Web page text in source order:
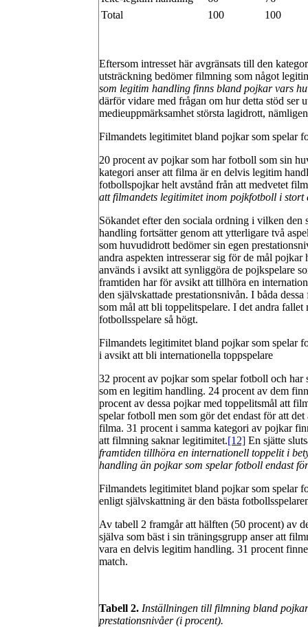
Total
100 100
Eftersom intresset här avgränsats till den
utsträckning bedömer filmning som något
som legitim handling finns bland pojkar vars
därför vidare med frågan om hur detta stöd ser
medieuppmärksamhet största lagidrott,
Filmandets legitimitet bland pojkar som spelar
20 procent av pojkar som har fotboll som sin
kategori anser att filma är en delvis legitim
fotbollspojkar helt avstånd från att medvetet
att filmandets legitimitet inom pojkfotboll i
Sökandet efter den sociala ordning i vilken
handling fortsätter genom att ytterligare två
som huvudidrott bedömer sin egen
andra aspekten intresserar sig för de mål
används i avsikt att synliggöra de pojkspelare
framtiden har för avsikt att tillhöra en
den självskattade prestationsnivån. I båda
som mål att bli toppelitspelare. I det andra
fotbollsspelare så högt.
Filmandets legitimitet bland pojkar som spelar
i avsikt att bli internationella toppspelare
32 procent av pojkar som spelar fotboll och
som en legitim handling. 24 procent av dem
procent av dessa pojkar med toppelitsmål att
spelar fotboll men som gör det endast för att
filma. 31 procent i samma kategori av pojkar
att filmning saknar legitimitet.[12] En sjätte
framtiden tillhöra en internationell toppelit i
handling än pojkar som spelar fotboll endast
Filmandets legitimitet bland pojkar som spelar
enligt självskattning är den bästa
Av tabell 2 framgår att hälften (50 procent) av
själva som bäst i sin träningsgrupp anser att
vara en delvis legitim handling. 31 procent
match.
Tabell 2. Inställningen till filmning bland
prestationsnivåer (i procent).